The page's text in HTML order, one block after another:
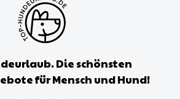
Die schönsten
für Mensch und Hund!